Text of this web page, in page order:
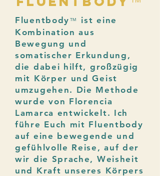
Fluentbody™
ist eine
Kombination aus
Bewegung und
somatischer Erkundung,
die dabei hilft, großzügig
mit Körper und Geist
umzugehen. Die Methode
wurde von Florencia
Lamarca entwickelt. Ich
führe Euch mit Fluentbody
auf eine bewegende und
gefühlvolle Reise, auf der
wir die Sprache, Weisheit
und Kraft unseres Körpers